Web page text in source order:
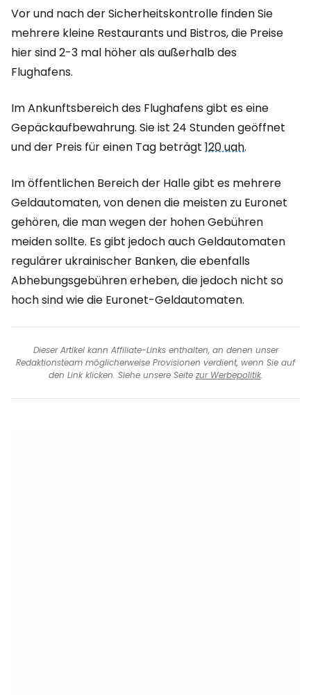
Vor und nach der Sicherheitskontrolle finden Sie
mehrere kleine Restaurants und Bistros, die Preise
hier sind 2-3 mal höher als außerhalb des
Flughafens.
Im Ankunftsbereich des Flughafens gibt es eine
Gepäckaufbewahrung. Sie ist 24 Stunden geöffnet
und der Preis für einen Tag beträgt 120 uah.
Im öffentlichen Bereich der Halle gibt es mehrere
Geldautomaten, von denen die meisten zu Euronet
gehören, die man wegen der hohen Gebühren
meiden sollte. Es gibt jedoch auch Geldautomaten
regulärer ukrainischer Banken, die ebenfalls
Abhebungsgebühren erheben, die jedoch nicht so
hoch sind wie die Euronet-Geldautomaten.
Dieser Artikel kann Affiliate-Links enthalten, an denen unser
Redaktionsteam möglicherweise Provisionen verdient, wenn Sie auf
den Link klicken. Siehe unsere Seite zur Werbepolitik.